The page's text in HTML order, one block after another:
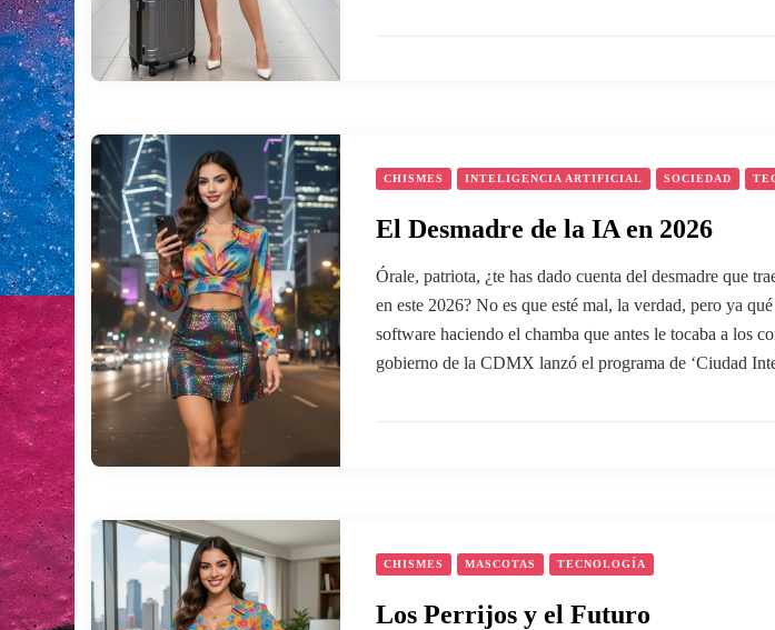
CHISMES INTELIGENCIA ARTIFICIAL SOCIEDAD
El Desmadre de la IA en 2026
Órale, patriota, ¿te has dado cuenta del desmadre que
en este 2026? No es que esté mal, la verdad, pero ya
software haciendo el chamba que antes le tocaba a los
gobierno de la CDMX lanzó el programa de ‘Ciudad
CHISMES MASCOTAS TECNOLOGÍA
Los Perrijos y el Futuro